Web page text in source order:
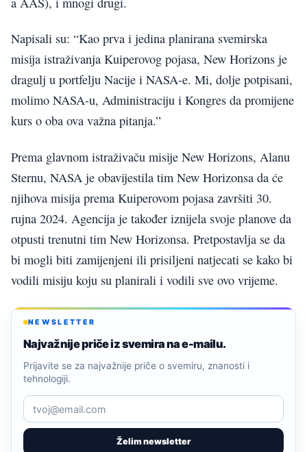
Napisali su: “Kao prva i jedina planirana svemirska
misija istraživanja Kuiperovog pojasa, New Horizons je
dragulj u portfelju Nacije i NASA-e. Mi, dolje potpisani,
molimo NASA-u, Administraciju i Kongres da promijene
kurs o oba ova važna pitanja.”
Prema glavnom istraživaču misije New Horizons, Alanu
Sternu, NASA je obavijestila tim New Horizonsa da će
njihova misija prema Kuiperovom pojasa završiti 30.
rujna 2024. Agencija je također iznijela svoje planove da
otpusti trenutni tim New Horizonsa. Pretpostavlja se da
bi mogli biti zamijenjeni ili prisiljeni natjecati se kako bi
vodili misiju koju su planirali i vodili sve ovo vrijeme.
NEWSLETTER
Najvažnije priče iz svemira na e-mailu.
Želim newsletter
Prijavite se za najvažnije priče o svemiru, znanosti i
tehnologiji.